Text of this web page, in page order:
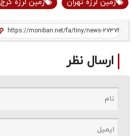
زمین لرزه تهران زمین لرزه کرج
ارسال نظر